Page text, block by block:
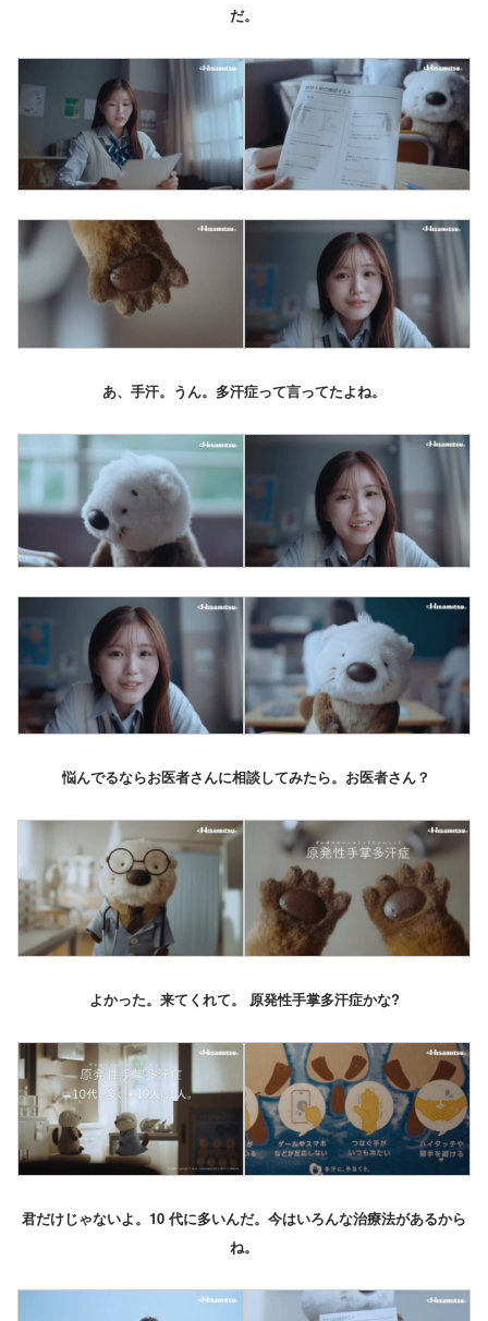
だ。
あ、手汗。うん。多汗症って言ってたよね。
悩んでるならお医者さんに相談してみたら。お医者さん？
よかった。来てくれて。 原発性手掌多汗症かな?
君だけじゃないよ。10 代に多いんだ。今はいろんな治療法があるから
ね。